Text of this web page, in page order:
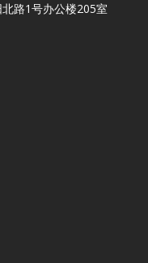
路1号办公楼205室